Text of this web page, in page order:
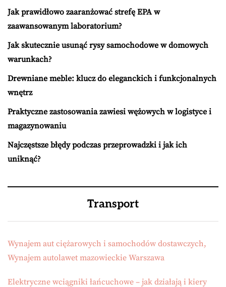
Jak prawidłowo zaaranżować strefę EPA w
zaawansowanym laboratorium?
Jak skutecznie usunąć rysy samochodowe w domowych
warunkach?
Drewniane meble: klucz do eleganckich i funkcjonalnych
wnętrz
Praktyczne zastosowania zawiesi wężowych w logistyce i
magazynowaniu
Najczęstsze błędy podczas przeprowadzki i jak ich
uniknąć?
Transport
Wynajem aut ciężarowych i samochodów dostawczych,
Wynajem autolawet mazowieckie Warszawa
Elektryczne wciągniki łańcuchowe – jak działają i kiery